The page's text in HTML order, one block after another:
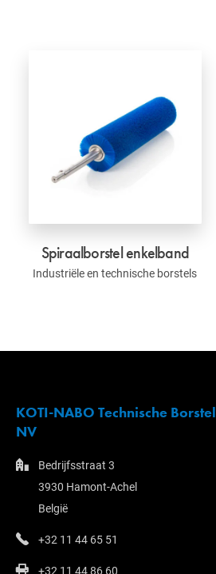
Spiraalborstel enkelband
Industriële en technische borstels
KOTI-NABO Technische
NV
Bedrijfsstraat 3
3930 Hamont-Achel
België
+32 11 44 65 51
+32 11 44 86 60